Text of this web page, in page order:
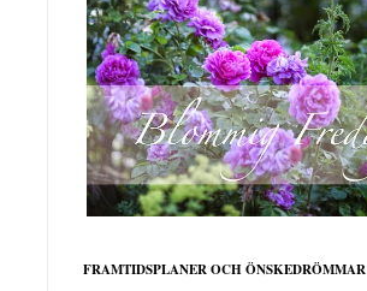
FRAMTIDSPLANER OCH ÖNSKEDRÖMMAR